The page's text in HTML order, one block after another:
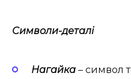
Символи-деталі
Нагайка – символ